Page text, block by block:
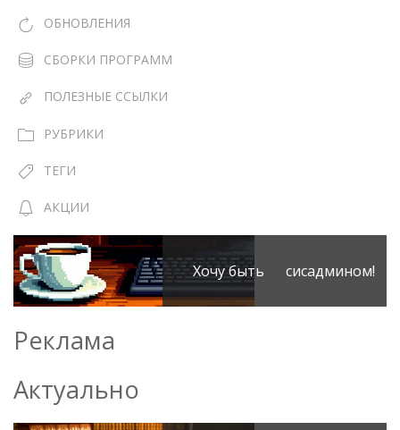
ОБНОВЛЕНИЯ
СБОРКИ ПРОГРАММ
ПОЛЕЗНЫЕ ССЫЛКИ
РУБРИКИ
ТЕГИ
АКЦИИ
Хочу быть сисадмином!
Реклама
Актуально